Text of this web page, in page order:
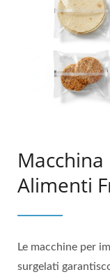
Alimenti
Le macchine per
surgelati